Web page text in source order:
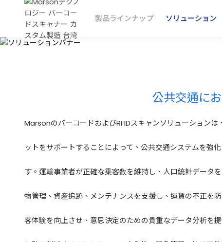
製品ラインナップ ソリューション
首頁 ソリューション
公共交通に
MarsonのバーコードおよびRFIDスキャンソリューション
ットをサポートすることによって、公共交通システムを強
す。運輸事業者が正確な乗客数を維持し、人口統計データ
物管理、資産追跡、メンテナンスを支援し、運賃の不正を
客体験を向上させ、意思決定のための貴重なデータ分析を